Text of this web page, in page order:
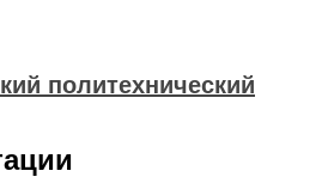
политехнический